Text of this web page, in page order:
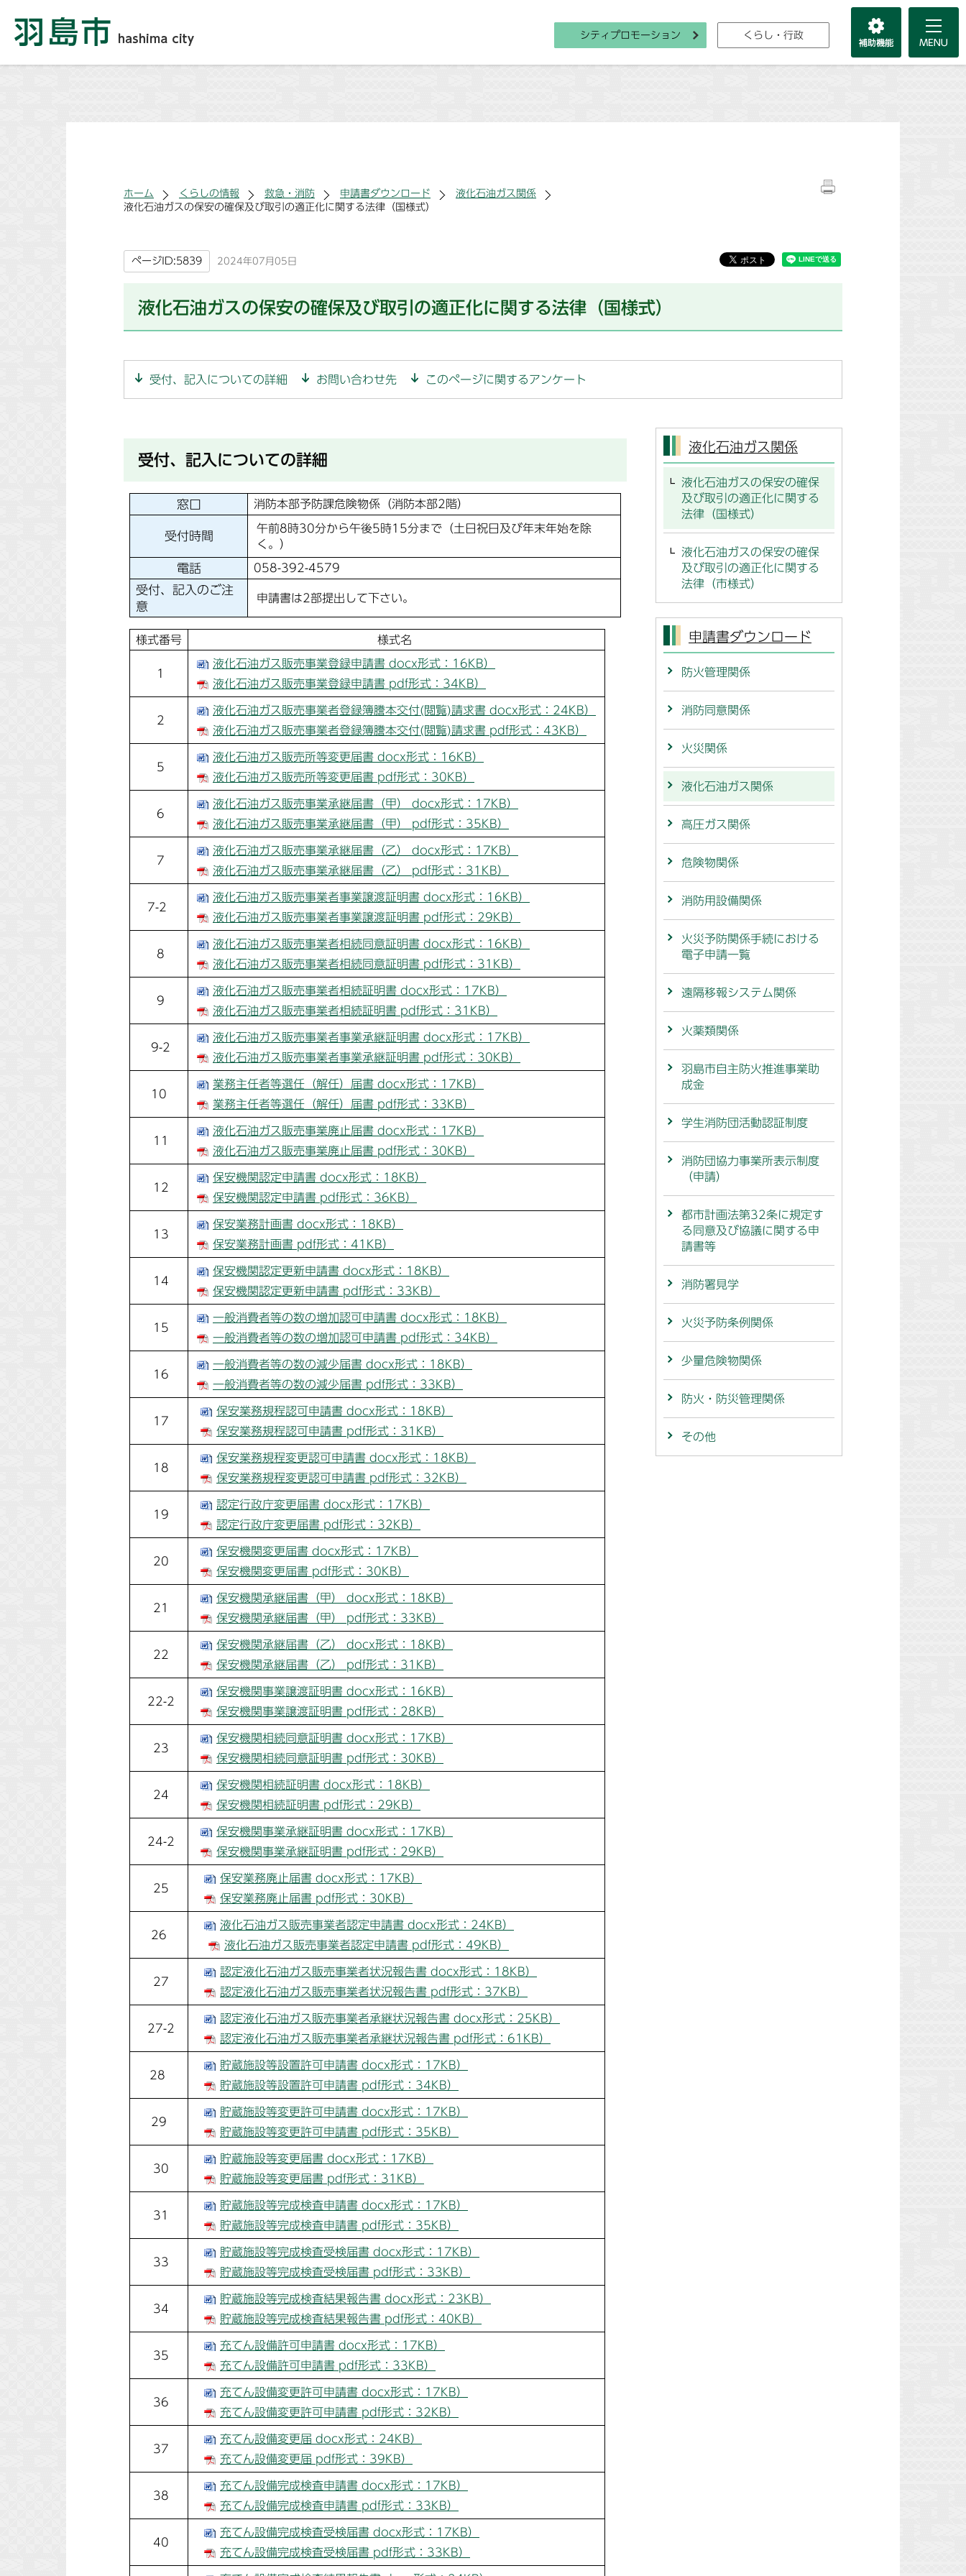
シティプロモーション くらし・行政
ホーム くらしの情報 救急・消防 申請書ダウンロード
液化石油ガス関係
液化石油ガスの保安の確保及び取引の適正化に関する法律（国様式）
ページID:5839 2024年07月05日
液化石油ガスの保安の確保及び取引の適正化に関する法律（国様式）
受付、記入についての詳細 お問い合わせ先 このページに関するアンケート
受付、記入についての詳細
窓口 消防本部予防課危険物係（消防本部2階）
受付時間
午前8時30分から午後5時15分まで（土日祝日及び年末年始を除
く。）
電話 058-392-4579
受付、記入のご注
意
申請書は2部提出して下さい。
様式番号 様式名
1
液化石油ガス販売事業登録申請書 docx形式：16KB）
液化石油ガス販売事業登録申請書 pdf形式：34KB）
2
液化石油ガス販売事業者登録簿謄本交付(閲覧)請求書 docx形式：24KB）
液化石油ガス販売事業者登録簿謄本交付(閲覧)請求書 pdf形式：43KB）
5
液化石油ガス販売所等変更届書 docx形式：16KB）
液化石油ガス販売所等変更届書 pdf形式：30KB）
6
液化石油ガス販売事業承継届書（甲） docx形式：17KB）
液化石油ガス販売事業承継届書（甲） pdf形式：35KB）
7
液化石油ガス販売事業承継届書（乙） docx形式：17KB）
液化石油ガス販売事業承継届書（乙） pdf形式：31KB）
7-2
液化石油ガス販売事業者事業譲渡証明書 docx形式：16KB）
液化石油ガス販売事業者事業譲渡証明書 pdf形式：29KB）
8
液化石油ガス販売事業者相続同意証明書 docx形式：16KB）
液化石油ガス販売事業者相続同意証明書 pdf形式：31KB）
9
液化石油ガス販売事業者相続証明書 docx形式：17KB）
液化石油ガス販売事業者相続証明書 pdf形式：31KB）
9-2
液化石油ガス販売事業者事業承継証明書 docx形式：17KB）
液化石油ガス販売事業者事業承継証明書 pdf形式：30KB）
10
業務主任者等選任（解任）届書 docx形式：17KB）
業務主任者等選任（解任）届書 pdf形式：33KB）
11
液化石油ガス販売事業廃止届書 docx形式：17KB）
液化石油ガス販売事業廃止届書 pdf形式：30KB）
12
保安機関認定申請書 docx形式：18KB）
保安機関認定申請書 pdf形式：36KB）
13
保安業務計画書 docx形式：18KB）
保安業務計画書 pdf形式：41KB）
14
保安機関認定更新申請書 docx形式：18KB）
保安機関認定更新申請書 pdf形式：33KB）
15
一般消費者等の数の増加認可申請書 docx形式：18KB）
一般消費者等の数の増加認可申請書 pdf形式：34KB）
16
一般消費者等の数の減少届書 docx形式：18KB）
一般消費者等の数の減少届書 pdf形式：33KB）
17
保安業務規程認可申請書 docx形式：18KB）
保安業務規程認可申請書 pdf形式：31KB）
18
保安業務規程変更認可申請書 docx形式：18KB）
保安業務規程変更認可申請書 pdf形式：32KB）
19
認定行政庁変更届書 docx形式：17KB）
認定行政庁変更届書 pdf形式：32KB）
20
保安機関変更届書 docx形式：17KB）
保安機関変更届書 pdf形式：30KB）
21
保安機関承継届書（甲） docx形式：18KB）
保安機関承継届書（甲） pdf形式：33KB）
22
保安機関承継届書（乙） docx形式：18KB）
保安機関承継届書（乙） pdf形式：31KB）
22-2
保安機関事業譲渡証明書 docx形式：16KB）
保安機関事業譲渡証明書 pdf形式：28KB）
23
保安機関相続同意証明書 docx形式：17KB）
保安機関相続同意証明書 pdf形式：30KB）
24
保安機関相続証明書 docx形式：18KB）
保安機関相続証明書 pdf形式：29KB）
24-2
保安機関事業承継証明書 docx形式：17KB）
保安機関事業承継証明書 pdf形式：29KB）
25
保安業務廃止届書 docx形式：17KB）
保安業務廃止届書 pdf形式：30KB）
26
液化石油ガス販売事業者認定申請書 docx形式：24KB）
液化石油ガス販売事業者認定申請書 pdf形式：49KB）
27
認定液化石油ガス販売事業者状況報告書 docx形式：18KB）
認定液化石油ガス販売事業者状況報告書 pdf形式：37KB）
27-2
認定液化石油ガス販売事業者承継状況報告書 docx形式：25KB）
認定液化石油ガス販売事業者承継状況報告書 pdf形式：61KB）
28
貯蔵施設等設置許可申請書 docx形式：17KB）
貯蔵施設等設置許可申請書 pdf形式：34KB）
29
貯蔵施設等変更許可申請書 docx形式：17KB）
貯蔵施設等変更許可申請書 pdf形式：35KB）
30
貯蔵施設等変更届書 docx形式：17KB）
貯蔵施設等変更届書 pdf形式：31KB）
31
貯蔵施設等完成検査申請書 docx形式：17KB）
貯蔵施設等完成検査申請書 pdf形式：35KB）
33
貯蔵施設等完成検査受検届書 docx形式：17KB）
貯蔵施設等完成検査受検届書 pdf形式：33KB）
34
貯蔵施設等完成検査結果報告書 docx形式：23KB）
貯蔵施設等完成検査結果報告書 pdf形式：40KB）
35
充てん設備許可申請書 docx形式：17KB）
充てん設備許可申請書 pdf形式：33KB）
36
充てん設備変更許可申請書 docx形式：17KB）
充てん設備変更許可申請書 pdf形式：32KB）
37
充てん設備変更届 docx形式：24KB）
充てん設備変更届 pdf形式：39KB）
38
充てん設備完成検査申請書 docx形式：17KB）
充てん設備完成検査申請書 pdf形式：33KB）
40
充てん設備完成検査受検届書 docx形式：17KB）
充てん設備完成検査受検届書 pdf形式：33KB）
液化石油ガス関係
液化石油ガスの保安の確保
及び取引の適正化に関する
法律（国様式）
液化石油ガスの保安の確保
及び取引の適正化に関する
法律（市様式）
申請書ダウンロード
防火管理関係
消防同意関係
火災関係
液化石油ガス関係
高圧ガス関係
危険物関係
消防用設備関係
火災予防関係手続における
電子申請一覧
遠隔移報システム関係
火薬類関係
羽島市自主防火推進事業助
成金
学生消防団活動認証制度
消防団協力事業所表示制度
（申請）
都市計画法第32条に規定す
る同意及び協議に関する申
請書等
消防署見学
火災予防条例関係
少量危険物関係
防火・防災管理関係
その他